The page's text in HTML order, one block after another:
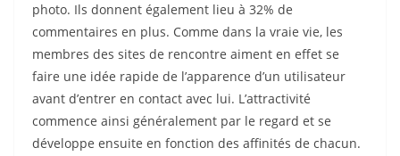
photo. Ils donnent également lieu à 32% de
commentaires en plus. Comme dans la vraie vie, les
membres des sites de rencontre aiment en effet se
faire une idée rapide de l’apparence d’un utilisateur
avant d’entrer en contact avec lui. L’attractivité
commence ainsi généralement par le regard et se
développe ensuite en fonction des affinités de chacun.